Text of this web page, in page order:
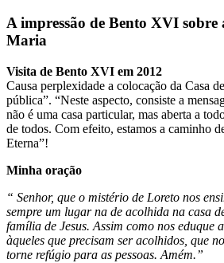
A impressão de Bento XVI sobre
Maria
Visita de Bento XVI em 2012
Causa perplexidade a colocação da Casa
pública”. “Neste aspecto, consiste a
não é uma casa particular, mas aberta a
de todos. Com efeito, estamos a caminho
Eterna”!
Minha oração
“ Senhor, que o mistério de Loreto nos
sempre um lugar na de acolhida na casa
família de Jesus. Assim como nos eduque
àqueles que precisam ser acolhidos, que
torne refúgio para as pessoas. Amém.”